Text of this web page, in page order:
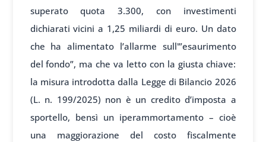
superato quota 3.300, con investimenti
dichiarati vicini a 1,25 miliardi di euro. Un dato
che ha alimentato l’allarme sull'”esaurimento
del fondo”, ma che va letto con la giusta chiave:
la misura introdotta dalla Legge di Bilancio 2026
(L. n. 199/2025) non è un credito d’imposta a
sportello, bensì un iperammortamento – cioè
una maggiorazione del costo fiscalmente